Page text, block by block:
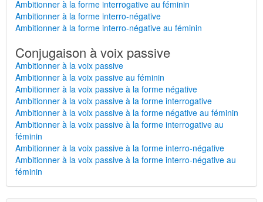
Ambitionner à la forme interrogative au féminin
Ambitionner à la forme interro-négative
Ambitionner à la forme interro-négative au féminin
Conjugaison à voix passive
Ambitionner à la voix passive
Ambitionner à la voix passive au féminin
Ambitionner à la voix passive à la forme négative
Ambitionner à la voix passive à la forme interrogative
Ambitionner à la voix passive à la forme négative au féminin
Ambitionner à la voix passive à la forme interrogative au
féminin
Ambitionner à la voix passive à la forme interro-négative
Ambitionner à la voix passive à la forme interro-négative au
féminin